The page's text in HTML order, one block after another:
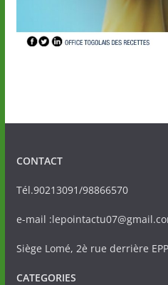
CONTACT
Tél.90213091/98866570
e-mail
Siège Lomé, 2è rue derrière
CATEGORIES